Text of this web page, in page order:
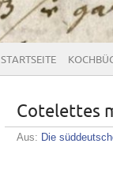
STARTSEITE
Cotelettes
Aus: Die